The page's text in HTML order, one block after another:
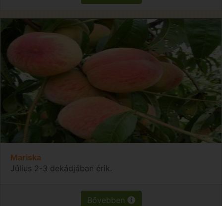
Mariska
Július 2-3 dekádjában érik.
Bővebben